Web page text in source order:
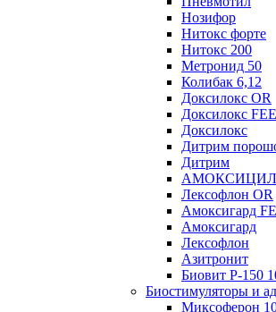
Нозифор
Нитокс форте
Нитокс 200
Метронид 50
Колибак 6,12
Доксилокс OR
Доксилокс
Доксилокс
Дитрим
Дитрим
Лексофлон OR
Амоксигард
Амоксигард
Лексофлон
Азитронит
Биовит Р-150
Биостимуляторы и
Миксоферон